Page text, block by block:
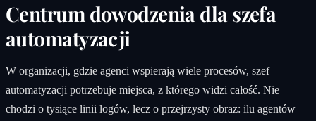
Centrum dowodzenia dla szefa
automatyzacji
W organizacji, gdzie agenci wspierają wiele procesów, szef
automatyzacji potrzebuje miejsca, z którego widzi całość. Nie
chodzi o tysiące linii logów, lecz o przejrzysty obraz: ilu agentów